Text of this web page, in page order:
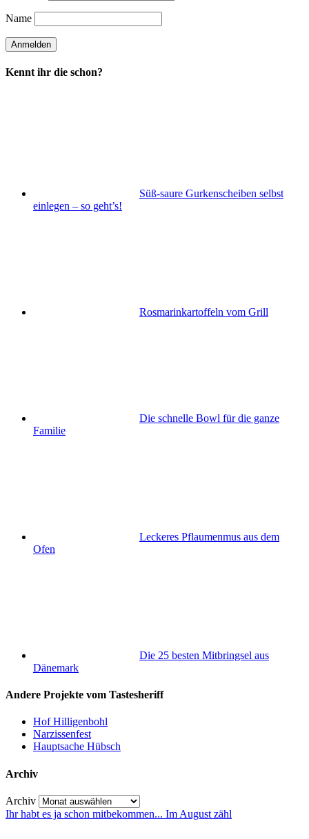
Name
Kennt ihr die schon?
Süß-saure Gurkenscheiben selbst
einlegen – so geht’s!
Rosmarinkartoffeln vom Grill
Die schnelle Bowl für die ganze
Familie
Leckeres Pflaumenmus aus dem
Ofen
Die 25 besten Mitbringsel aus
Dänemark
Andere Projekte vom Tastesheriff
Hof Hilligenbohl
Narzissenfest
Hauptsache Hübsch
Archiv
Archiv
Ihr habt es ja schon mitbekommen... Im August zähl